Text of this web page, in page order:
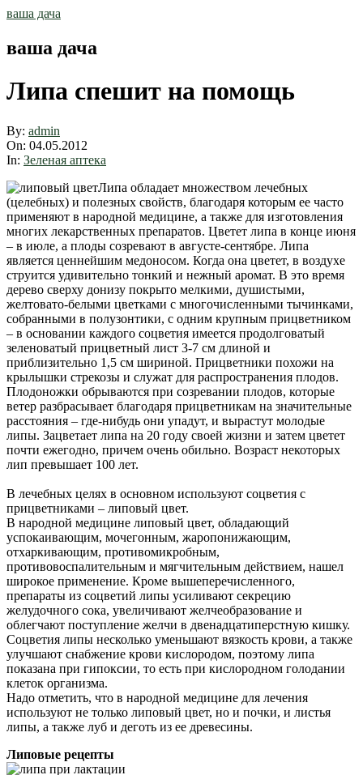
Skip
ваша дача
ваша дача
Липа спешит на помощь
By: admin
On: 04.05.2012
In: Зеленая аптека
Липа обладает множеством лечебных
(целебных) и полезных свойств, благодаря которым ее часто
применяют в народной медицине, а также для изготовления
многих лекарственных препаратов. Цветет липа в конце июня
– в июле, а плоды созревают в августе-сентябре. Липа
является ценнейшим медоносом. Когда она цветет, в воздухе
струится удивительно тонкий и нежный аромат. В это время
дерево сверху донизу покрыто мелкими, душистыми,
желтовато-белыми цветками с многочисленными тычинками,
собранными в полузонтики, с одним крупным прицветником
– в основании каждого соцветия имеется продолговатый
зеленоватый прицветный лист 3-7 см длиной и
приблизительно 1,5 см шириной. Прицветники похожи на
крылышки стрекозы и служат для распространения плодов.
Плодоножки обрываются при созревании плодов, которые
ветер разбрасывает благодаря прицветникам на значительные
расстояния – где-нибудь они упадут, и вырастут молодые
липы. Зацветает липа на 20 году своей жизни и затем цветет
почти ежегодно, причем очень обильно. Возраст некоторых
лип превышает 100 лет.
В лечебных целях в основном используют соцветия с
прицветниками – липовый цвет.
В народной медицине липовый цвет, обладающий
успокаивающим, мочегонным, жаропонижающим,
отхаркивающим, противомикробным,
противовоспалительным и мягчительным действием, нашел
широкое применение. Кроме вышеперечисленного,
препараты из соцветий липы усиливают секрецию
желудочного сока, увеличивают желчеобразование и
облегчают поступление желчи в двенадцатиперстную кишку.
Соцветия липы несколько уменьшают вязкость крови, а также
улучшают снабжение крови кислородом, поэтому липа
показана при гипоксии, то есть при кислородном голодании
клеток организма.
Надо отметить, что в народной медицине для лечения
используют не только липовый цвет, но и почки, и листья
липы, а также луб и деготь из ее древесины.
Липовые рецепты